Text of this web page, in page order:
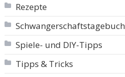
Rezepte
Schwangerschaftstagebuch
Spiele- und DIY-Tipps
Tipps & Tricks